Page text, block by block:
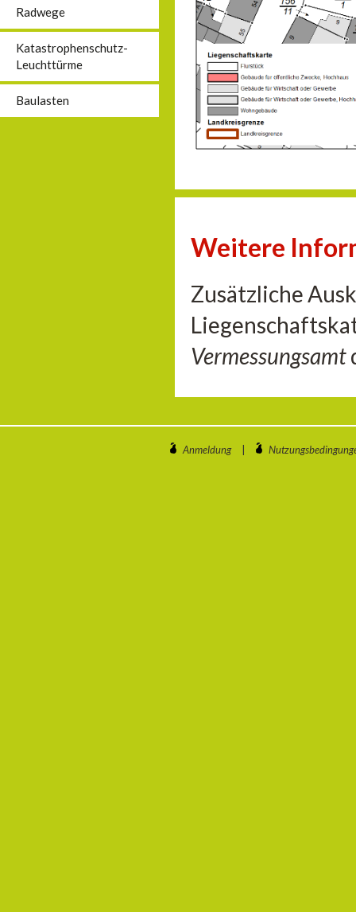
Radwege
Katastrophenschutz-
Leuchttürme
Baulasten
Weitere
Zusätzliche
Vermessungsamt
Anmeldung